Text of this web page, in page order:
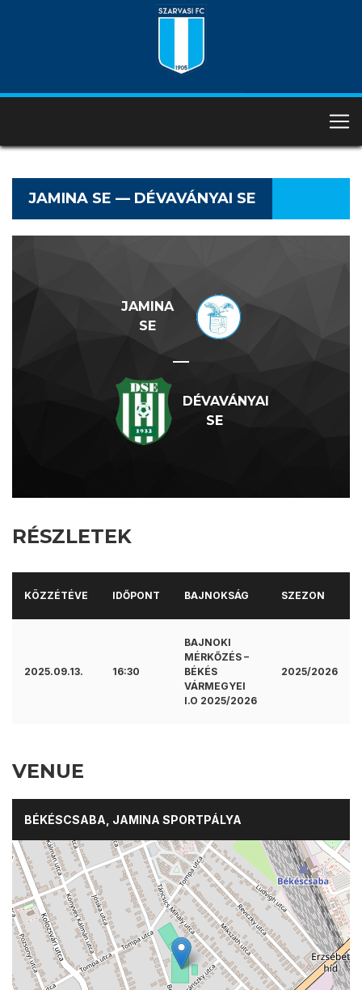
JAMINA SE — DÉVAVÁNYAI SE
JAMINA
SE
—
DÉVAVÁNYAI
SE
RÉSZLETEK
KÖZZÉTÉVE IDŐPONT BAJNOKSÁG SZEZON
2025.09.13. 16:30
BAJNOKI
MÉRKŐZÉS –
BÉKÉS
VÁRMEGYEI
I.O 2025/2026
2025/2026
VENUE
BÉKÉSCSABA, JAMINA SPORTPÁLYA